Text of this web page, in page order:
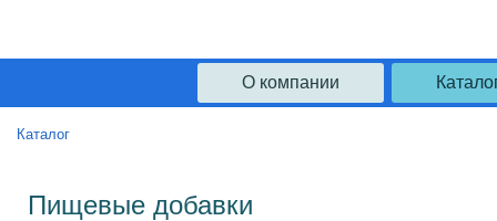
О компании
Каталог
Пищевые добавки